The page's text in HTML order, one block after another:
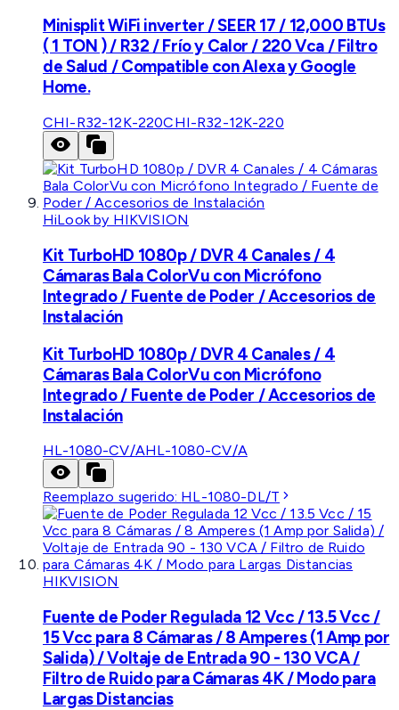
Minisplit WiFi inverter / SEER 17 / 12,000 BTUs
( 1 TON ) / R32 / Frío y Calor / 220 Vca / Filtro
de Salud / Compatible con Alexa y Google
Home.
CHI-R32-12K-220CHI-R32-12K-220
HiLook by HIKVISION
Kit TurboHD 1080p / DVR 4 Canales / 4
Cámaras Bala ColorVu con Micrófono
Integrado / Fuente de Poder / Accesorios de
Instalación
Kit TurboHD 1080p / DVR 4 Canales / 4
Cámaras Bala ColorVu con Micrófono
Integrado / Fuente de Poder / Accesorios de
Instalación
HL-1080-CV/AHL-1080-CV/A
Reemplazo sugerido: HL-1080-DL/T
HIKVISION
Fuente de Poder Regulada 12 Vcc / 13.5 Vcc /
15 Vcc para 8 Cámaras / 8 Amperes (1 Amp por
Salida) / Voltaje de Entrada 90 - 130 VCA /
Filtro de Ruido para Cámaras 4K / Modo para
Largas Distancias